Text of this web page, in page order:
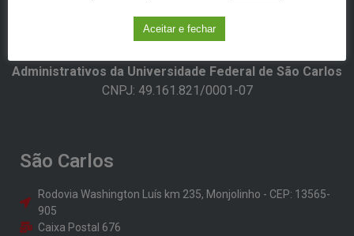
Administrativos da Universidade Federal de São Carlos​
CNPJ: 49.161.821/0001-07
São Carlos
Rodovia Washington Luís km 235, Monjolinho - CEP: 13565-
905
Caixa Postal 676
Aceitar e fechar